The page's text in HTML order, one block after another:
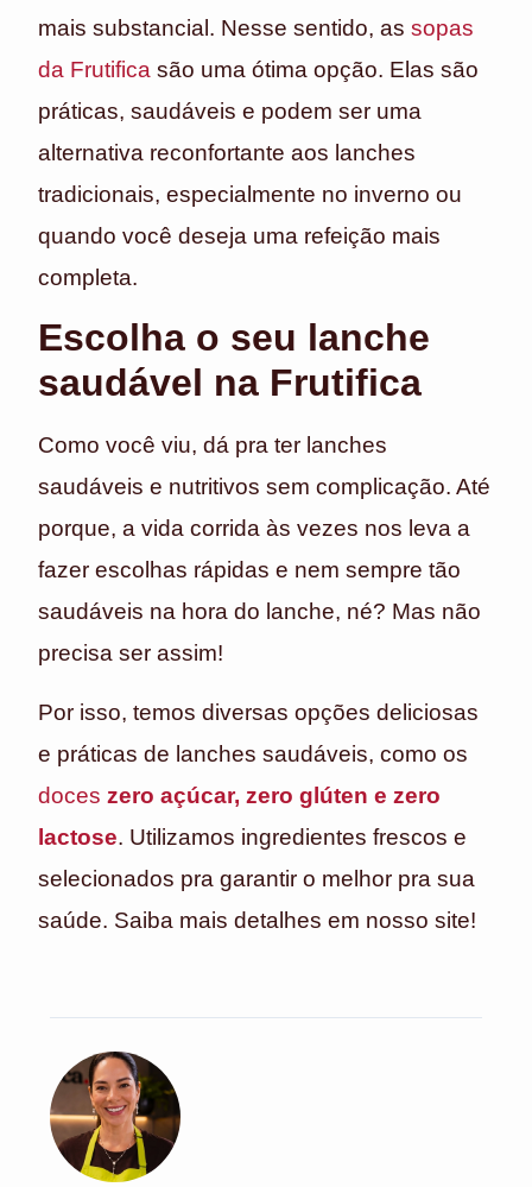
mais substancial. Nesse sentido, as sopas
da Frutifica são uma ótima opção. Elas são
práticas, saudáveis e podem ser uma
alternativa reconfortante aos lanches
tradicionais, especialmente no inverno ou
quando você deseja uma refeição mais
completa.
Escolha o seu lanche
saudável na Frutifica
Como você viu, dá pra ter lanches
saudáveis e nutritivos sem complicação. Até
porque, a vida corrida às vezes nos leva a
fazer escolhas rápidas e nem sempre tão
saudáveis na hora do lanche, né? Mas não
precisa ser assim!
Por isso, temos diversas opções deliciosas
e práticas de lanches saudáveis, como os
doces zero açúcar, zero glúten e zero
lactose. Utilizamos ingredientes frescos e
selecionados pra garantir o melhor pra sua
saúde. Saiba mais detalhes em nosso site!